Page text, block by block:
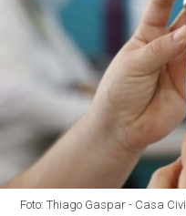
Foto: Thiago Gaspar - Casa Civil